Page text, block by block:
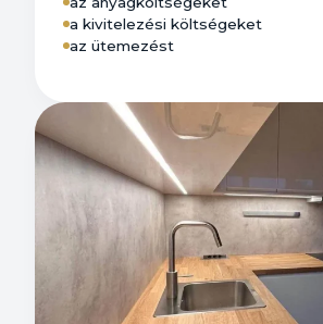
a kivitelezési költségeket
az ütemezést